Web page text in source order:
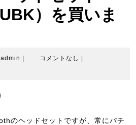
）を買いま
admin adminコメントなし
のヘッドセットですが、常にパチ